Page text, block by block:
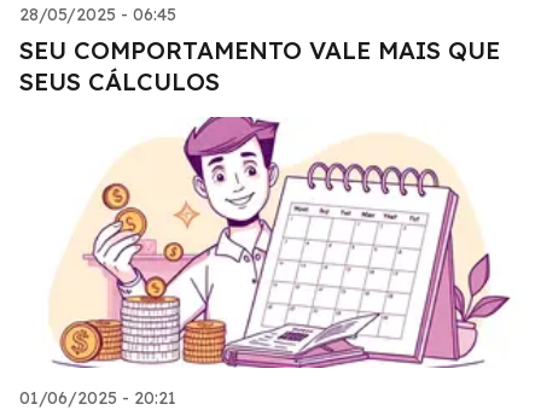
28/05/2025 - 06:45
SEU COMPORTAMENTO VALE MAIS QUE
SEUS CÁLCULOS
01/06/2025 - 20:21